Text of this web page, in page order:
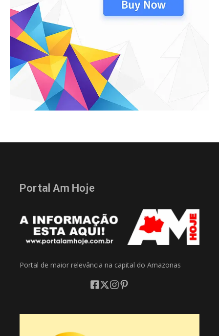
Portal Am Hoje
Portal de maior relevância na capital do Amazonas